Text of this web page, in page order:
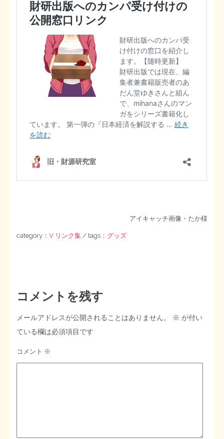
アイキャッチ画像・たか様
category：V リンク集 / tags： グッズ
コメントを残す
メールアドレスが公開されることはありません。 ※ が付い
ている欄は必須項目です
コメント ※